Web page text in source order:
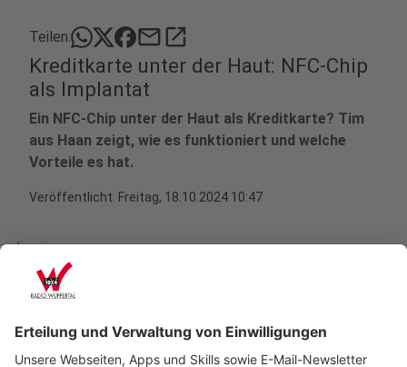
Teilen: mailopen_in_new
Kreditkarte unter der Haut: NFC-Chip
als Implantat
Ein NFC-Chip unter der Haut als Kreditkarte? Tim
aus Haan zeigt, wie es funktioniert und welche
Vorteile es hat.
Veröffentlicht: Freitag, 18.10.2024 10:47
Anzeige
gespeichert ist? Das klingt verrückt, aber weltweit
haben bereits 50.000 Menschen einen solchen Chip,